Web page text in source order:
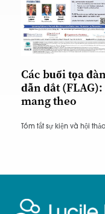
Các buổi tọa
dẫn dắt
mang theo
Tóm tắt sự kiện và hội